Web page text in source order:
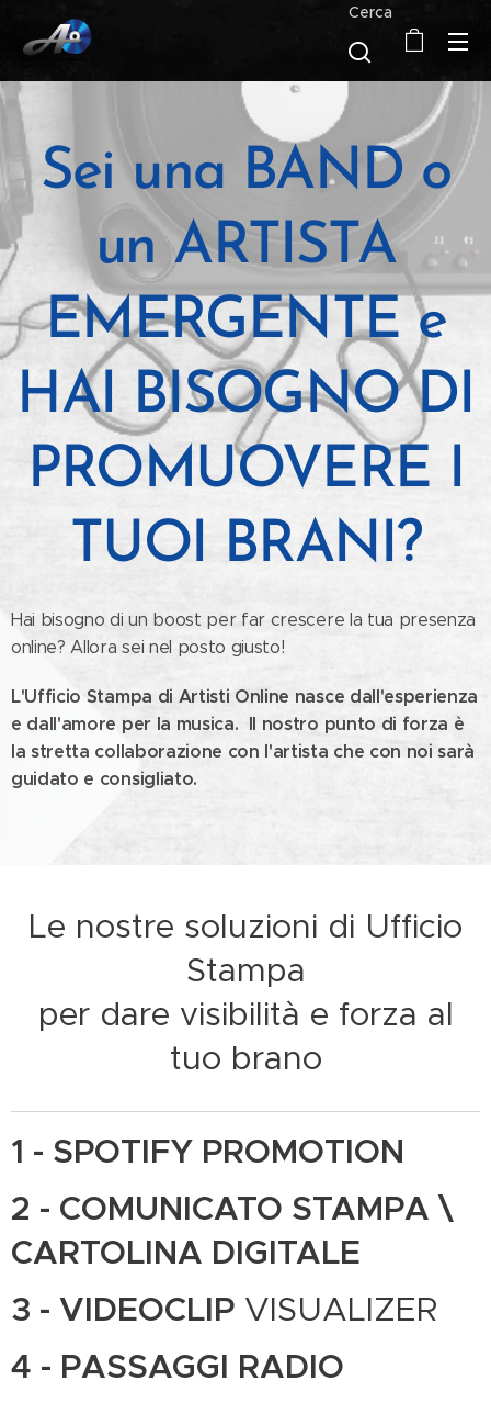
Cerca
Sei una BAND o
un ARTISTA
EMERGENTE e
HAI BISOGNO DI
PROMUOVERE I
TUOI BRANI?
Hai bisogno di un boost per far crescere la tua presenza
online? Allora sei nel posto giusto!
L'Ufficio Stampa di Artisti Online nasce dall'esperienza
e dall'amore per la musica. Il nostro punto di forza è
la stretta collaborazione con l'artista che con noi sarà
guidato e consigliato.
Le nostre soluzioni di Ufficio
Stampa
per dare visibilità e forza al
tuo brano
1 - SPOTIFY PROMOTION
2 - COMUNICATO STAMPA \
CARTOLINA DIGITALE
3 - VIDEOCLIP VISUALIZER
4 - PASSAGGI RADIO